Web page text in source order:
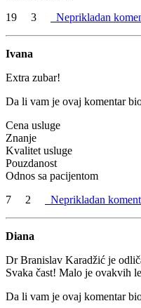
19
3 Neprikladan
Ivana
Extra zubar!
Da li vam je ovaj komentar
Cena usluge
Znanje
Kvalitet usluge
Pouzdanost
Odnos sa pacijentom
7
2 Neprikladan
Diana
Dr Branislav Karadžić je
Svaka čast! Malo je ovakvih
Da li vam je ovaj komentar